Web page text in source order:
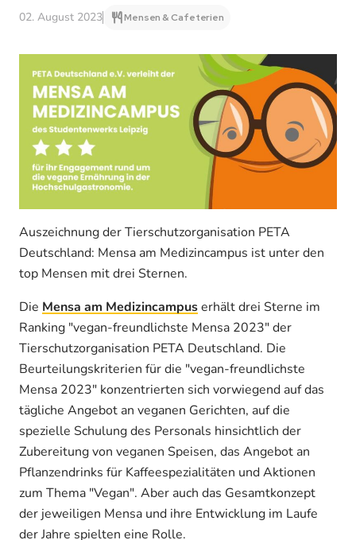
02. August 2023 Mensen & Cafeterien
Auszeichnung der Tierschutzorganisation PETA
Deutschland: Mensa am Medizincampus ist unter den
top Mensen mit drei Sternen.
Die Mensa am Medizincampuserhält drei Sterne im
Ranking "vegan-freundlichste Mensa 2023" der
Tierschutz­organisation PETA Deutschland. Die
Beurteilungskriterien für die "vegan-freundlichste
Mensa 2023" konzentrierten sich vorwiegend auf das
tägliche Angebot an veganen Gerichten, auf die
spezielle Schulung des Personals hinsichtlich der
Zubereitung von veganen Speisen, das Angebot an
Pflanzendrinks für Kaffeespezialitäten und Aktionen
zum Thema "Vegan". Aber auch das Gesamtkonzept
der jeweiligen Mensa und ihre Entwicklung im Laufe
der Jahre spielten eine Rolle.